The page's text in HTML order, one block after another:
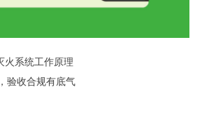
火系统工作原理
验收合规有底气